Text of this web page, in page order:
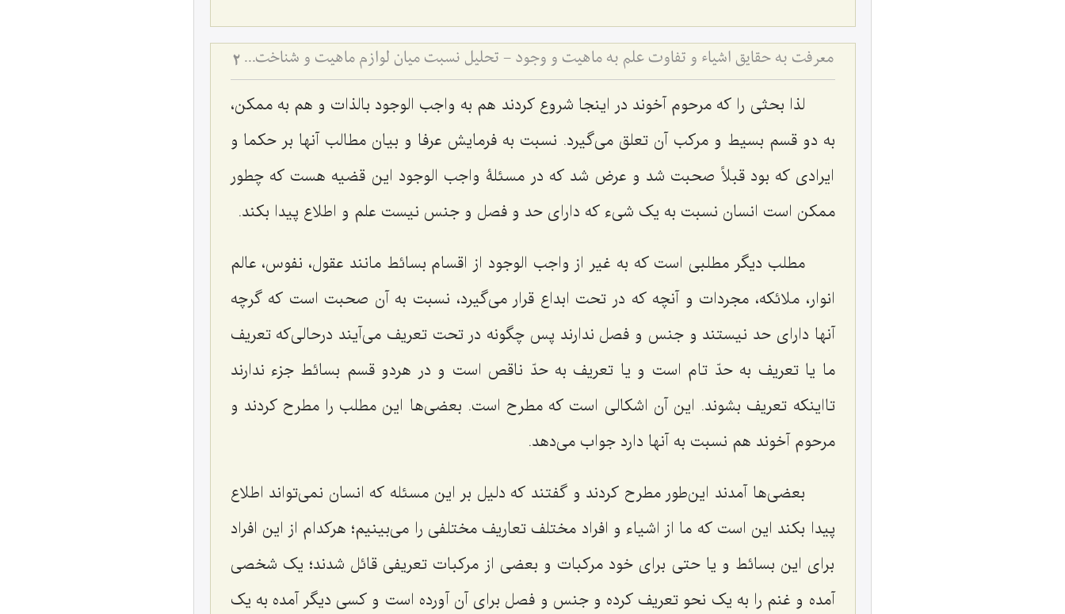
معرفت به حقایق اشیاء و تفاوت علم به ماهیت و وجود - تحلیل نسبت میان لوازم ماهیت و شناخت ملزومات خارجی 2
لذا بحثی را که مرحوم آخوند در اینجا شروع کردند هم به واجب الوجود بالذات و هم به ممکن،
به دو قسم بسیط و مرکب آن تعلق می‌گیرد. نسبت به فرمایش عرفا و بیان مطالب آنها بر حکما و
ایرادی که بود قبلاً صحبت شد و عرض شد که در مسئلۀ واجب الوجود این قضیه هست که چطور
ممکن است انسان نسبت به یک شیء که دارای حد و فصل و جنس نیست علم و اطلاع پیدا بکند.
مطلب دیگر مطلبی است که به غیر از واجب الوجود از اقسام بسائط مانند عقول، نفوس، عالم
انوار، ملائکه، مجردات و آنچه که در تحت ابداع قرار می‌گیرد، نسبت به آن صحبت است که گرچه
آنها دارای حد نیستند و جنس و فصل ندارند پس چگونه در تحت تعریف می‌آیند درحالی‌که تعریف
ما یا تعریف به حدّ تام است و یا تعریف به حدّ ناقص است و در هردو قسم بسائط جزء ندارند
تااینکه تعریف بشوند. این آن اشکالی است که مطرح است. بعضی‌ها این مطلب را مطرح کردند و
مرحوم آخوند هم نسبت به آنها دارد جواب می‌دهد.
بعضی‌ها آمدند این‌طور مطرح کردند و گفتند که دلیل بر این مسئله که انسان نمی‌تواند اطلاع
پیدا بکند این است که ما از اشیاء و افراد مختلف تعاریف مختلفی را می‌بینیم؛ هرکدام از این افراد
برای این بسائط و یا حتی برای خود مرکبات و بعضی از مرکبات تعریفی قائل شدند؛ یک شخصی
آمده و غنم را به یک نحو تعریف کرده و جنس و فصل برای آن آورده است و کسی دیگر آمده به یک